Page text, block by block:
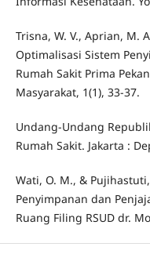
Trisna, W. V., Aprian, M.
Optimalisasi Sistem
Rumah Sakit Prima
Masyarakat, 1(1), 33-37.
Undang-Undang
Rumah Sakit. Jakarta :
Wati, O. M., &
Penyimpanan dan
Ruang Filing RSUD dr.